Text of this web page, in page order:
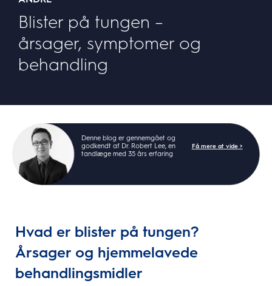
Blister på tungen –
årsager, symptomer og
behandling
Denne blog er gennemgået og
godkendt af Dr. Robert Lee, en
tandlæge med 35 års erfaring
Få mere at vide >
Hvad er blister på tungen?
Årsager og hjemmelavede
behandlingsmidler